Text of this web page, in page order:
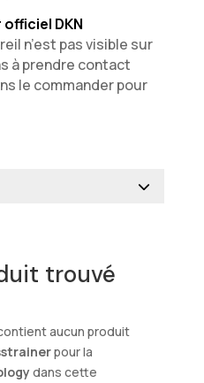
DKN
n’est pas visible sur
à prendre contact
le commander pour
trouvé
aucun produit
pour la
dans cette